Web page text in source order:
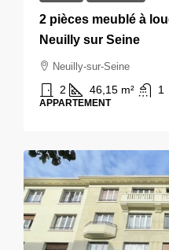
2 pièces meublé à
Neuilly sur Seine
Neuilly-sur-Seine
2 46,15 m² 1
APPARTEMENT